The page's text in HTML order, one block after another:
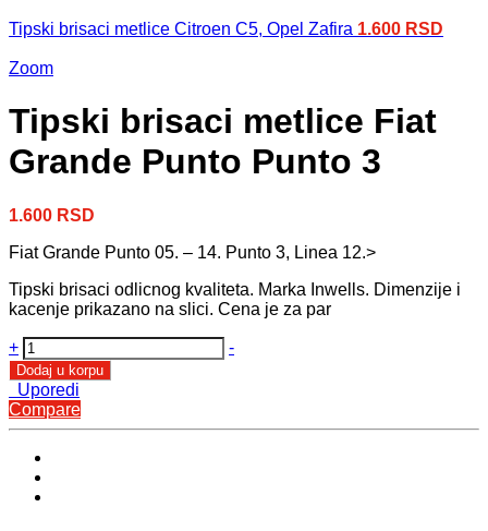
Tipski brisaci metlice Citroen C5, Opel Zafira 1.600 RSD
Zoom
Tipski brisaci metlice Fiat
Grande Punto Punto 3
1.600 RSD
Fiat Grande Punto 05. – 14. Punto 3, Linea 12.>
Tipski brisaci odlicnog kvaliteta. Marka Inwells. Dimenzije i
kacenje prikazano na slici. Cena je za par
Tipski
brisaci
metlice
Fiat
Grande
Punto
quantity
+ -
Dodaj u korpu
Uporedi
Compare